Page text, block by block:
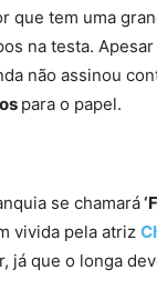
que tem uma
na testa.
não assinou
para o papel.
se chamará
vivida pela atriz
já que o longa